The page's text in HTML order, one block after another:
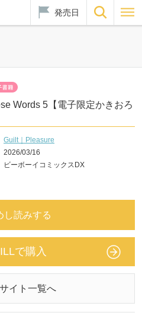
発売日
Words 5【電子限定かきおろ
Guilt｜Pleasure
2026/03/16
ビーボーイコミックスDX
し読みする
で購入
イト一覧へ